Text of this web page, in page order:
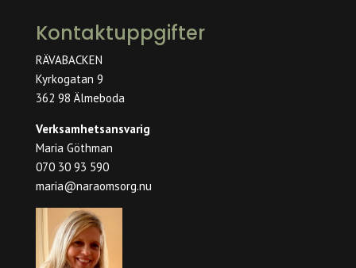
Kontaktuppgifter
RÄVABACKEN
Kyrkogatan 9
362 98 Älmeboda
Verksamhetsansvarig
Maria Göthman
070 30 93 590
maria@naraomsorg.nu